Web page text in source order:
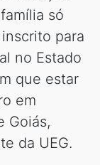
só
para
no Estado
que estar
em
Goiás,
da UEG.